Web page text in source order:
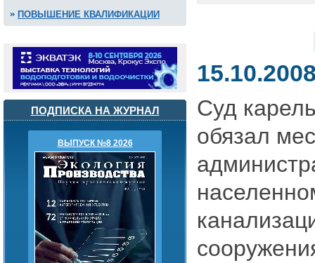
ПОВЫШЕНИЕ КВАЛИФИКАЦИИ
ПОДПИСКА НА ЖУРНАЛ
ВЫПУСК №8 2026
Суд
обязал